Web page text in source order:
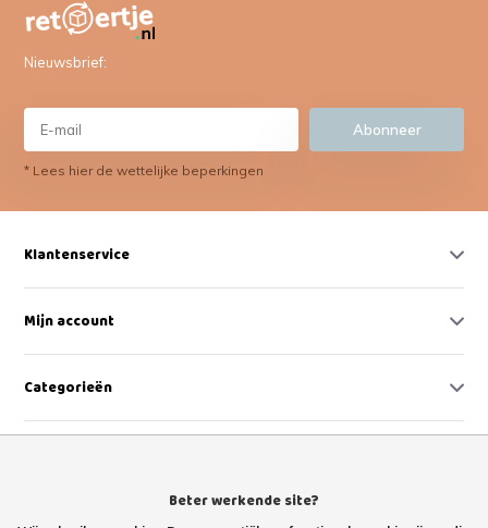
Nieuwsbrief:
Abonneer
* Lees hier de wettelijke beperkingen
Klantenservice
Mijn account
Categorieën
Beter werkende site?